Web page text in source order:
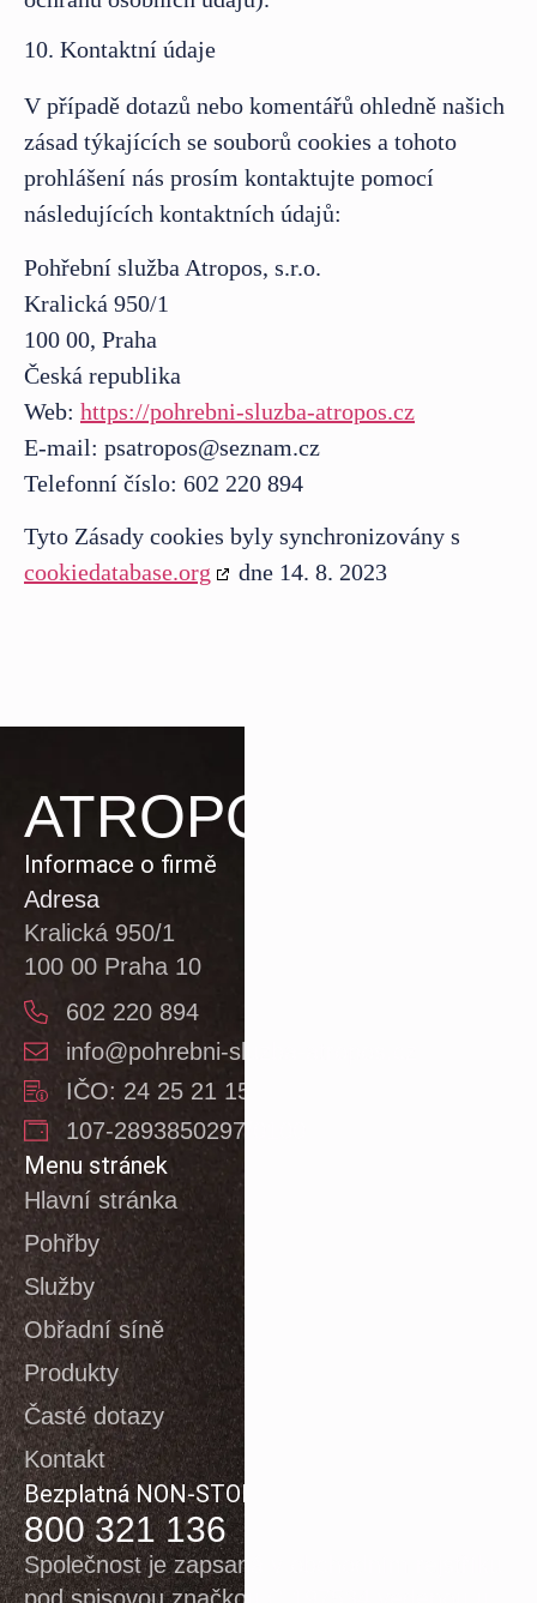
10. Kontaktní údaje
V případě dotazů nebo komentářů ohledně našich
zásad týkajících se souborů cookies a tohoto
prohlášení nás prosím kontaktujte pomocí
následujících kontaktních údajů:
Pohřební služba Atropos, s.r.o.
Kralická 950/1
100 00, Praha
Česká republika
Web: https://pohrebni-sluzba-atropos.cz
E-mail: psatropos@seznam.cz
Telefonní číslo: 602 220 894
Tyto Zásady cookies byly synchronizovány s
cookiedatabase.org
dne 14. 8. 2023
ATROPOS
Informace o firmě
Adresa
Kralická 950/1
100 00 Praha 10
602 220 894
info@pohrebni-sluzba-atropos.cz
IČO: 24 25 21 15
107-2893850297/0100
Menu stránek
Hlavní stránka
Pohřby
Služby
Obřadní síně
Produkty
Časté dotazy
Kontakt
Bezplatná NON-STOP linka
800 321 136
Společnost je zapsaná v obchodním rejstříku